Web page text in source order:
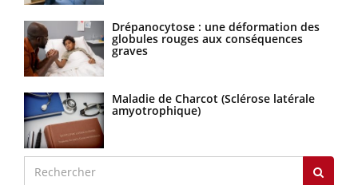
Drépanocytose : une déformation des
globules rouges aux conséquences
graves
Maladie de Charcot (Sclérose latérale
amyotrophique)